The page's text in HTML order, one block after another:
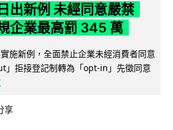
出新例 未經同意嚴禁
企業最高罰 345 萬
施新例，全面禁止企業未經消費者同意
」拒接登記制轉為「opt-in」先徵同意
享